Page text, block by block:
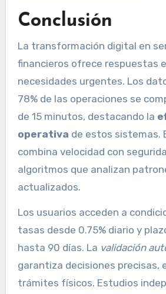
Conclusión
La transformación digital en
financieros ofrece respuestas
necesidades urgentes. Los
78% de las operaciones se
de 15 minutos, destacando la
operativa de estos sistemas.
combina velocidad con
algoritmos que analizan
actualizados.
Los usuarios acceden a
tasas desde 0.75% diario y
hasta 90 días. La validación
garantiza decisiones precisas,
trámites físicos. Estudios